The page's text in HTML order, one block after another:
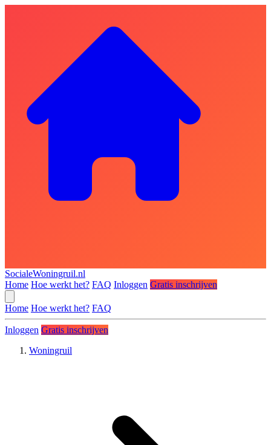
SocialeWoningruil.nl
Home Hoe werkt het? FAQ Inloggen Gratis inschrijven
Home Hoe werkt het? FAQ
Inloggen Gratis inschrijven
Woningruil